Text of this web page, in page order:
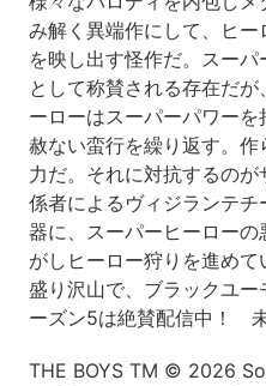
み解く異端作にして、ヒ
を映し出す怪作だ。スー
として称賛される存在だ
ーローはスーパーパワー
赦ない蛮行を繰り返す。
力だ。それに対抗するの
係者によるヴィジランテ
器に、スーパーヒーロー
がしヒーロー狩りを進め
盛り沢山で、ブラックユ
ーズン5は絶賛配信中！
THE BOYS TM © 2026